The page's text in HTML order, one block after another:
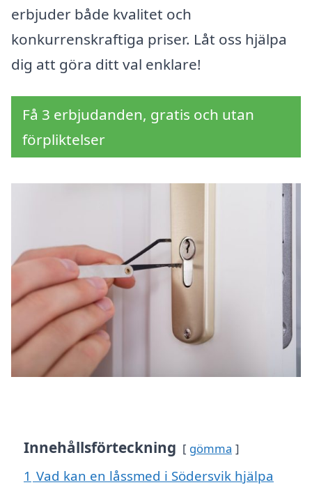
erbjuder både kvalitet och
konkurrenskraftiga priser. Låt oss hjälpa
dig att göra ditt val enklare!
Få 3 erbjudanden, gratis och utan
förpliktelser
Innehållsförteckning gömma
1 Vad kan en låssmed i Södersvik hjälpa